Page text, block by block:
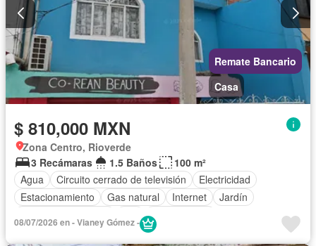
Remate Bancario
Casa
$ 810,000 MXN
Zona Centro, Rioverde
3 Recámaras
1.5 Baños
100 m²
Agua
Circuito cerrado de televisión
Electricidad
Estacionamiento
Gas natural Internet
Jardín
Sin amueblar
08/07/2026 en - Vianey Gómez -